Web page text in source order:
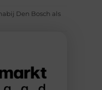
Den Bosch als